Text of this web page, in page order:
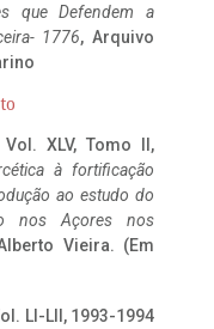
que Defendem a
1776, Arquivo
XLV, Tomo II,
à fortificação
ao estudo do
nos Açores nos
Vieira. (Em
LI-LII, 1993-1994